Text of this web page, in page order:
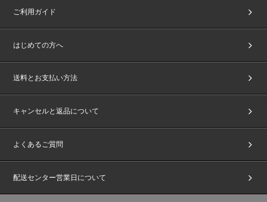
ご利用ガイド
はじめての方へ
送料とお支払い方法
キャンセルと返品について
よくあるご質問
配送センター営業日について